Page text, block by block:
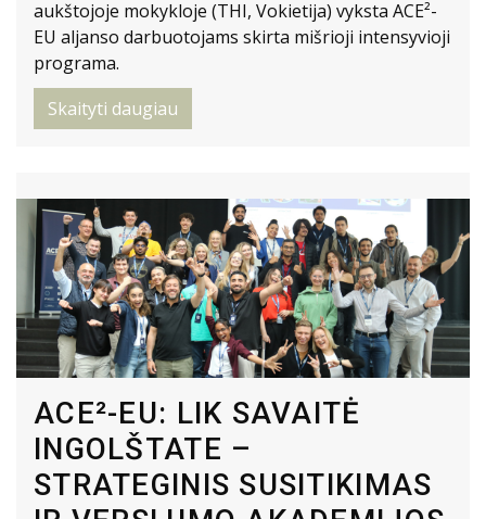
aukštojoje mokykloje (THI, Vokietija) vyksta ACE²-
EU aljanso darbuotojams skirta mišrioji intensyvioji
programa.
Skaityti daugiau
ACE²-EU: LIK SAVAITĖ
INGOLŠTATE –
STRATEGINIS SUSITIKIMAS